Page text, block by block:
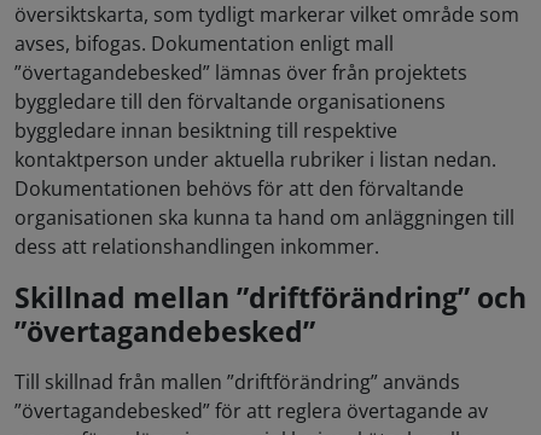
översiktskarta, som tydligt markerar vilket område som
avses, bifogas. Dokumentation enligt mall
”övertagandebesked” lämnas över från projektets
byggledare till den förvaltande organisationens
byggledare innan besiktning till respektive
kontaktperson under aktuella rubriker i listan nedan.
Dokumentationen behövs för att den förvaltande
organisationen ska kunna ta hand om anläggningen till
dess att relationshandlingen inkommer.
Skillnad mellan ”driftförändring” och
”övertagandebesked”
Till skillnad från mallen ”driftförändring” används
”övertagandebesked” för att reglera övertagande av